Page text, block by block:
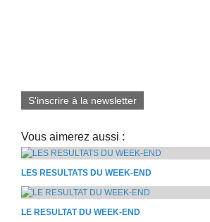
S'inscrire à la newsletter
Vous aimerez aussi :
LES RESULTATS DU WEEK-END
LE RESULTAT DU WEEK-END